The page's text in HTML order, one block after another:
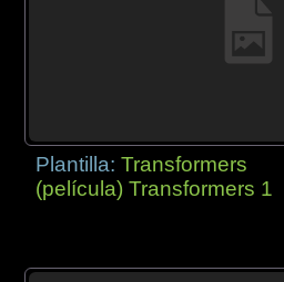
Plantilla:Transformers
(película) Transformers 1